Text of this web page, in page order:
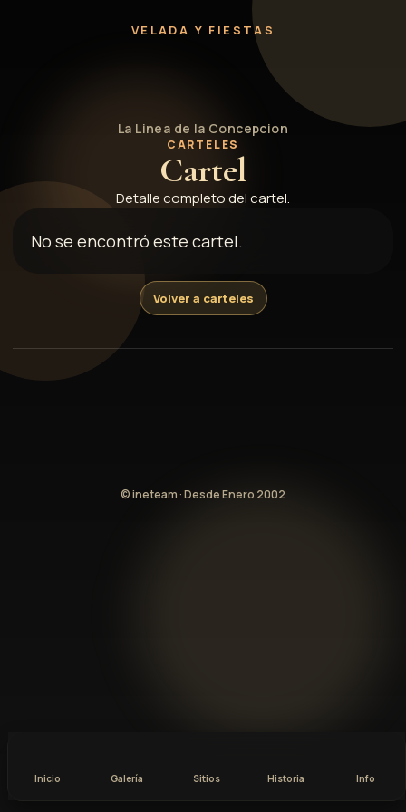
VELADA Y FIESTAS
La Linea de la Concepcion
CARTELES
Cartel
Detalle completo del cartel.
No se encontró este cartel.
Volver a carteles
© ineteam · Desde Enero 2002
Inicio Galería Sitios Historia Info